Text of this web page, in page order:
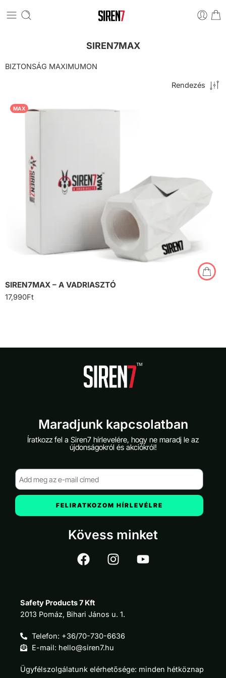
SIREN7MAX
BIZTONSÁG MAXIMUMON
Rendezés
MAX
SIREN7MAX – A VADRIASZTÓ
17,990Ft
Maradjunk kapcsolatban
Íratkozz fel a Siren7 hírlevelére, hogy ne maradj le az
újdonságokról és akciókról!
FELIRATKOZOM HÍRLEVÉLRE
Kövess minket
Safety Products 7 Kft
2013 Pomáz, Bihari János u. 1.
Telefon: +36/70-730-6636
E-mail: hello@siren7.hu
Ügyfélszolgálatunk elérhetősége: minden hétköznap